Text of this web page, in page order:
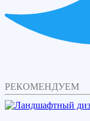
РЕКОМЕНДУЕМ